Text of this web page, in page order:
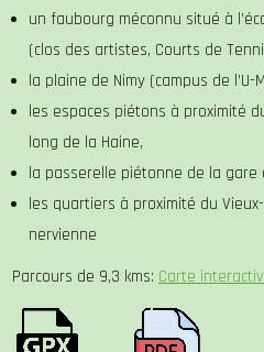
un faubourg méconnu situé à
(clos des artistes, Courts de
la plaine de Nimy (campus de l’U-
les espaces piétons à proximité
long de la Haine,
la passerelle piétonne de la gare
les quartiers à proximité du
nervienne
Parcours de 9,3 kms: Carte